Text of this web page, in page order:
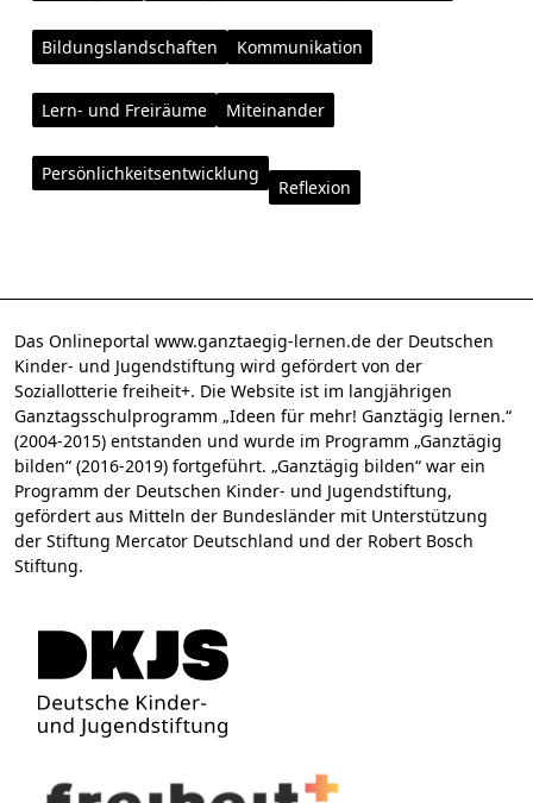
Bildungslandschaften Kommunikation
Lern- und Freiräume Miteinander
Persönlichkeitsentwicklung
Reflexion
Das Onlineportal www.ganztaegig-lernen.de der Deutschen
Kinder- und Jugendstiftung wird gefördert von der
Soziallotterie freiheit+. Die Website ist im langjährigen
Ganztagsschulprogramm „Ideen für mehr! Ganztägig lernen.“
(2004-2015) entstanden und wurde im Programm „Ganztägig
bilden“ (2016-2019) fortgeführt. „Ganztägig bilden“ war ein
Programm der Deutschen Kinder- und Jugendstiftung,
gefördert aus Mitteln der Bundesländer mit Unterstützung
der Stiftung Mercator Deutschland und der Robert Bosch
Stiftung.